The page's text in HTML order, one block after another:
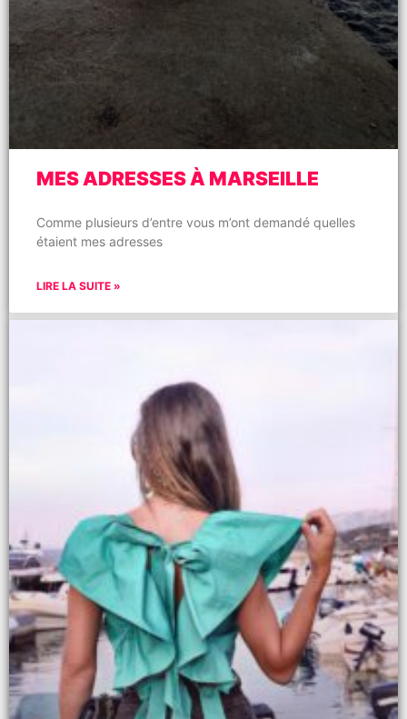
MES ADRESSES À MARSEILLE
Comme plusieurs d’entre vous m’ont demandé quelles
étaient mes adresses
LIRE LA SUITE »